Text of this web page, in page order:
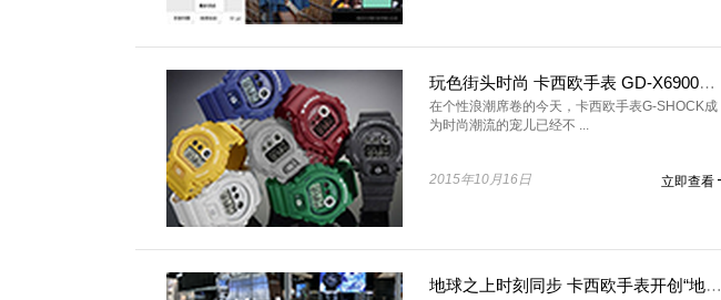
玩色街头时尚 卡西欧手表 GD-X6900HT缤纷来袭
在个性浪潮席卷的今天，卡西欧手表G-SHOCK成
为时尚潮流的宠儿已经不 ...
2015年10月16日 立即查看
地球之上时刻同步 卡西欧手表开创“地球时间”崭新纪元